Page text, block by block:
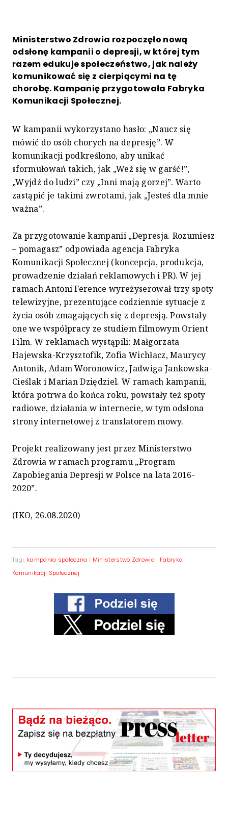
Ministerstwo Zdrowia rozpoczęło nową
odsłonę kampanii o depresji, w której tym
razem edukuje społeczeństwo, jak należy
komunikować się z cierpiącymi na tę
chorobę. Kampanię przygotowała Fabryka
Komunikacji Społecznej.
W kampanii wykorzystano hasło: „Naucz się
mówić do osób chorych na depresję”. W
komunikacji podkreślono, aby unikać
sformułowań takich, jak „Weź się w garść!”,
„Wyjdź do ludzi” czy „Inni mają gorzej”. Warto
zastąpić je takimi zwrotami, jak „Jesteś dla mnie
ważna”.
Za przygotowanie kampanii „Depresja. Rozumiesz
– pomagasz” odpowiada agencja Fabryka
Komunikacji Społecznej (koncepcja, produkcja,
prowadzenie działań reklamowych i PR). W jej
ramach Antoni Ference wyreżyserował trzy spoty
telewizyjne, prezentujące codziennie sytuacje z
życia osób zmagających się z depresją. Powstały
one we współpracy ze studiem filmowym Orient
Film. W reklamach wystąpili: Małgorzata
Hajewska-Krzysztofik, Zofia Wichłacz, Maurycy
Antonik, Adam Woronowicz, Jadwiga Jankowska-
Cieślak i Marian Dziędziel. W ramach kampanii,
która potrwa do końca roku, powstały też spoty
radiowe, działania w internecie, w tym odsłona
strony internetowej z translatorem mowy.
Projekt realizowany jest przez Ministerstwo
Zdrowia w ramach programu „Program
Zapobiegania Depresji w Polsce na lata 2016-
2020”.
(IKO, 26.08.2020)
Tagi: kampania społeczna | Ministerstwo Zdrowia | Fabryka
Komunikacji Społecznej